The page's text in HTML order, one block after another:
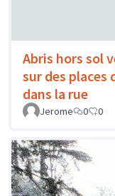
Abris hors sol
sur des places
dans la rue
Jerome 0 0